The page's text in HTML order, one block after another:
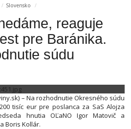
Slovensko
reaguje
pre Baránika.
súdu
– Na rozhodnutie Okresného súdu
tisíc eur pre poslanca za SaS Alojza
hnutia OĽaNO Igor Matovič a
Boris Kollár.